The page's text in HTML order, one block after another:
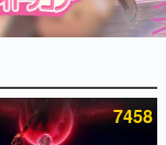
7458